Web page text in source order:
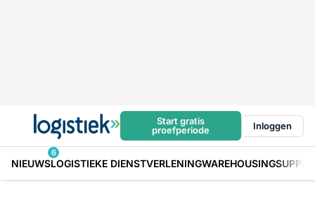
Start gratis
proefperiode
Inloggen
NIEUWS
6
LOGISTIEKE DIENSTVERLENINGWAREHOUSING